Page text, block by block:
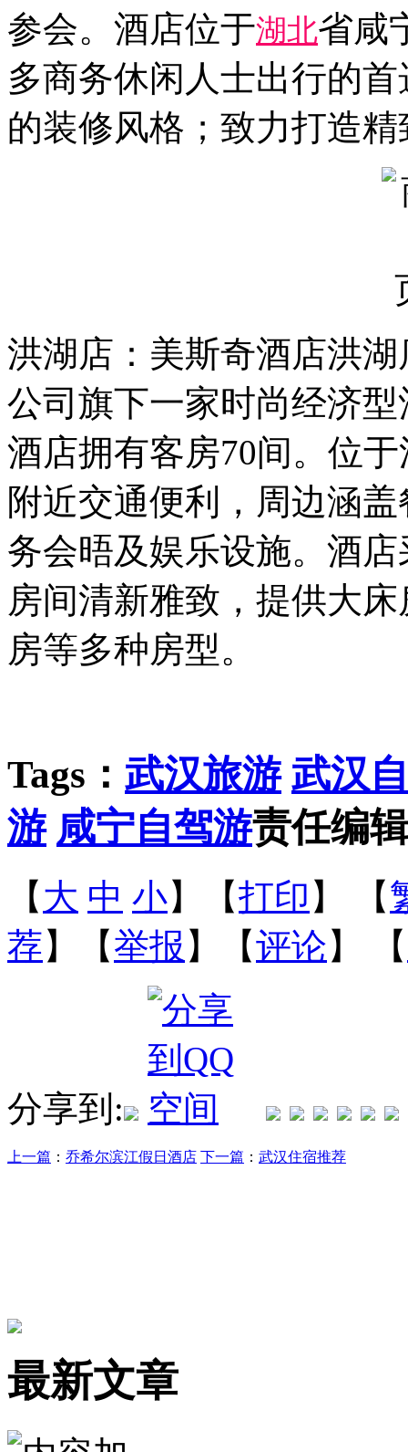
参会。酒店位于湖北省咸
多商务休闲人士出行的
的装修风格；致力打造
洪湖店：美斯奇酒店洪湖
公司旗下一家时尚经济
酒店拥有客房70间。位
附近交通便利，周边涵
务会晤及娱乐设施。酒
房间清新雅致，提供大
房等多种房型。
Tags： 武汉旅游 武汉
游 咸宁自驾游责任编
【 大 中 小】【打印 】 【
荐】【举报 】【评论】 【
分享到:
上一篇 ： 乔希尔滨江假日酒店 下一篇 ： 武汉住宿推荐
最新文章